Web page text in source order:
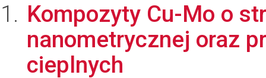
Kompozyty Cu-Mo o
nanometrycznej oraz
cieplnych